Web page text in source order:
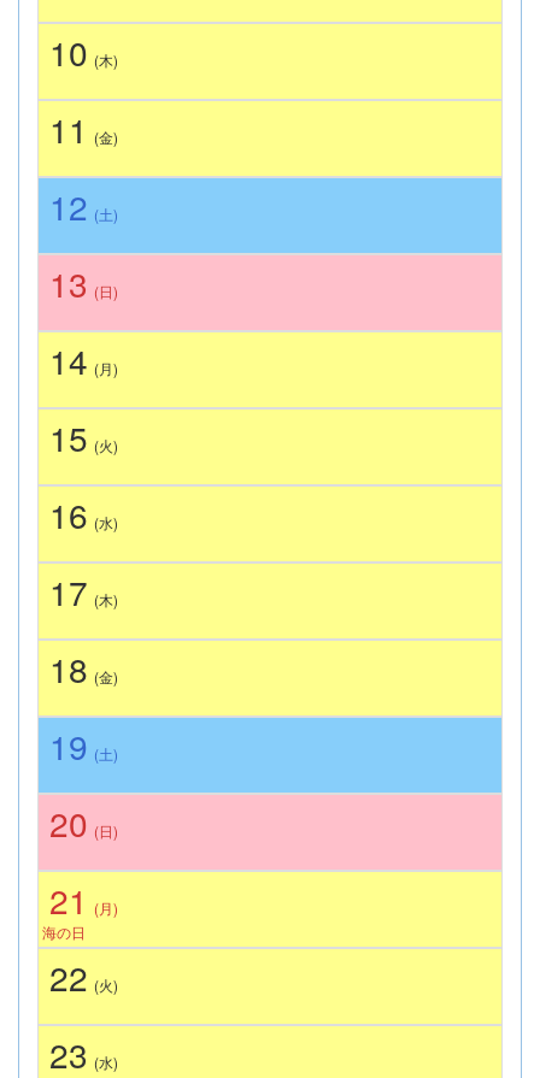
10 (木)
11 (金)
12 (土)
13 (日)
14 (月)
15 (火)
16 (水)
17 (木)
18 (金)
19 (土)
20 (日)
21
(月)
海の日
22 (火)
23 (水)